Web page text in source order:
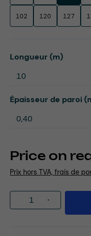
Price on
Prix hors TVA, frais de
102 120 127
Select
Longueur (m)
Select
Épaisseur de paroi
Product